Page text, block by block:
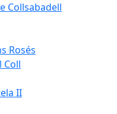
Collsabadell
Rosés
Coll
II